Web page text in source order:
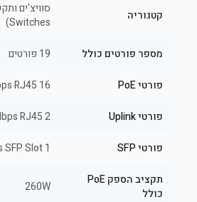
קטגוריה
Switches)
מספר פורטים כולל 19 פורטים
פורטי PoE 16 x 10/100Mbps RJ45
פורטי Uplink 2 x 10/100/1000Mbps RJ45
פורטי SFP 1 x 1000Mbps SFP Slot
תקציב הספק PoE
כולל
260W